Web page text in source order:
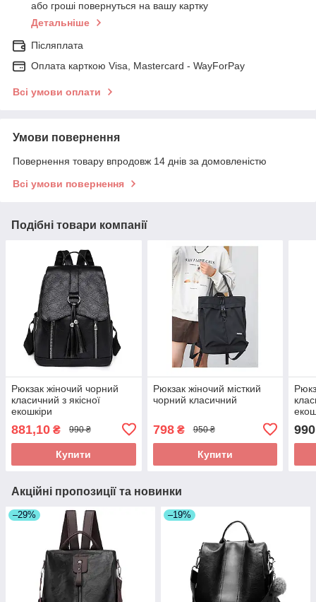
або гроші повернуться на вашу картку
Детальніше
Післяплата
Оплата карткою Visa, Mastercard - WayForPay
Всі умови оплати
Умови повернення
Повернення товару впродовж 14 днів за домовленістю
Всі умови повернення
Подібні товари компанії
Рюкзак жіночий чорний
класичний з якісної
екошкіри
881,10 ₴ 990 ₴
Купити
Рюкзак жіночий місткий
чорний класичний
798₴ 950 ₴
Купити
990
Акційні пропозиції та новинки
–29% –19%